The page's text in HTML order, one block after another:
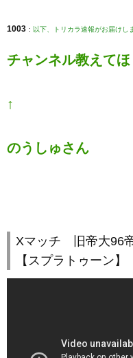
1003 : 以下、トリカラ速報がお届けし
チャンネル教えて
↑
のうしゅさん
Xマッチ 旧帝大96
【スプラトゥーン】